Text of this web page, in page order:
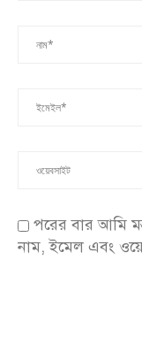
পরের বার আমি
নাম, ইমেল এবং